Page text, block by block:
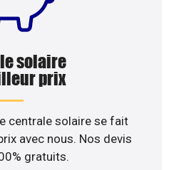
solaire
prix
centrale solaire se fait
avec nous. Nos devis
gratuits.